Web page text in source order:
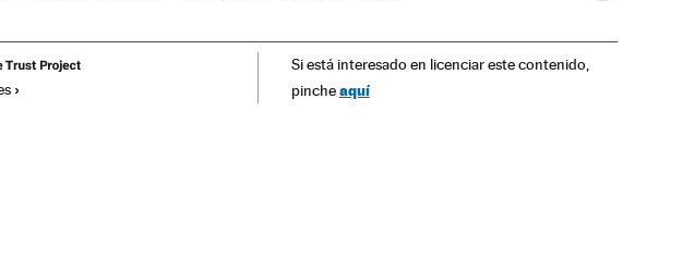
Cristianismo
Si está interesado en licenciar este contenido,
pincheaquí